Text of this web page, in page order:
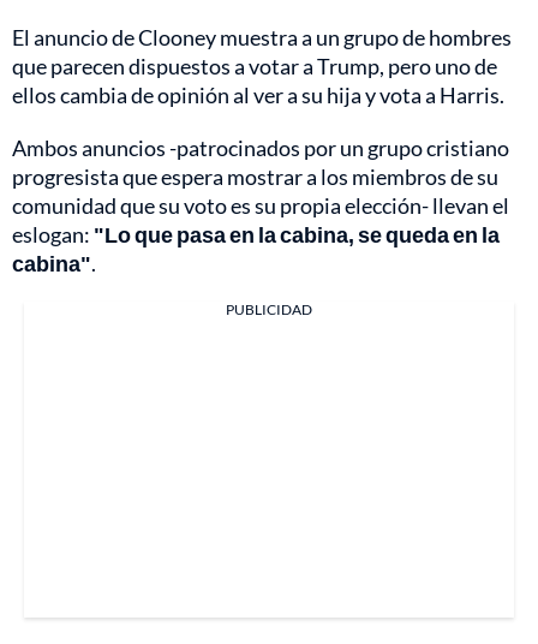
El anuncio de Clooney muestra a un grupo de hombres
que parecen dispuestos a votar a Trump, pero uno de
ellos cambia de opinión al ver a su hija y vota a Harris.
Ambos anuncios -patrocinados por un grupo cristiano
progresista que espera mostrar a los miembros de su
comunidad que su voto es su propia elección- llevan el
eslogan: "Lo que pasa en la cabina, se queda en la
cabina".
PUBLICIDAD